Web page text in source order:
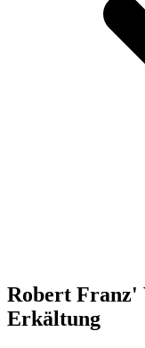
Robert Franz'
Erkältung